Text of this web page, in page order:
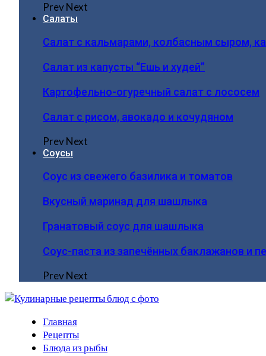
PrevNext
Салаты
Салат с кальмарами, колбасным сыром,
Салат из капусты “Ешь и худей”
Картофельно-огуречный салат с лососем
Салат с рисом, авокадо и кочудяном
PrevNext
Соусы
Соус из свежего базилика и томатов
Вкусный маринад для шашлыка
Гранатовый соус для шашлыка
Соус-паста из запечённых баклажанов и
PrevNext
Главная
Рецепты
Блюда из рыбы